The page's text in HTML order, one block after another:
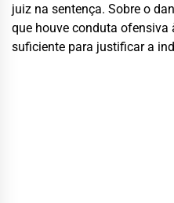
juiz na sentença. Sobre o
que houve conduta ofensiva
suficiente para justificar a